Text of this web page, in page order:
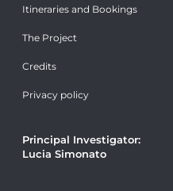
Itineraries and Bookings
The Project
Credits
Privacy policy
Principal Investigator:
Lucia Simonato